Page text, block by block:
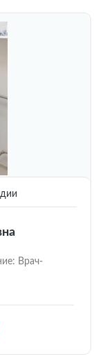
Врач-